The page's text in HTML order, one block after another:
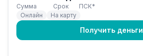
Сумма Срок
ПСК*
Онлайн
На карту
Получить деньги